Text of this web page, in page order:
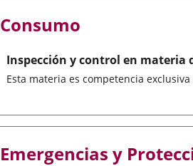
Consumo
Inspección y control en materia
Esta materia es competencia
Emergencias y